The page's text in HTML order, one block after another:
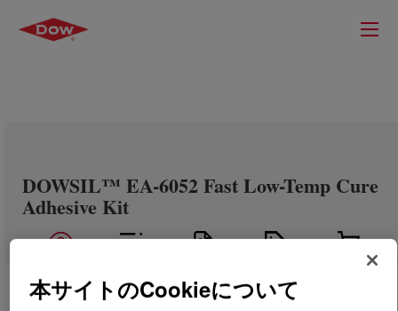
DOWSIL™ EA-6052 Fast Low-Temp Cure
Adhesive Kit
本サイトのCookieについて